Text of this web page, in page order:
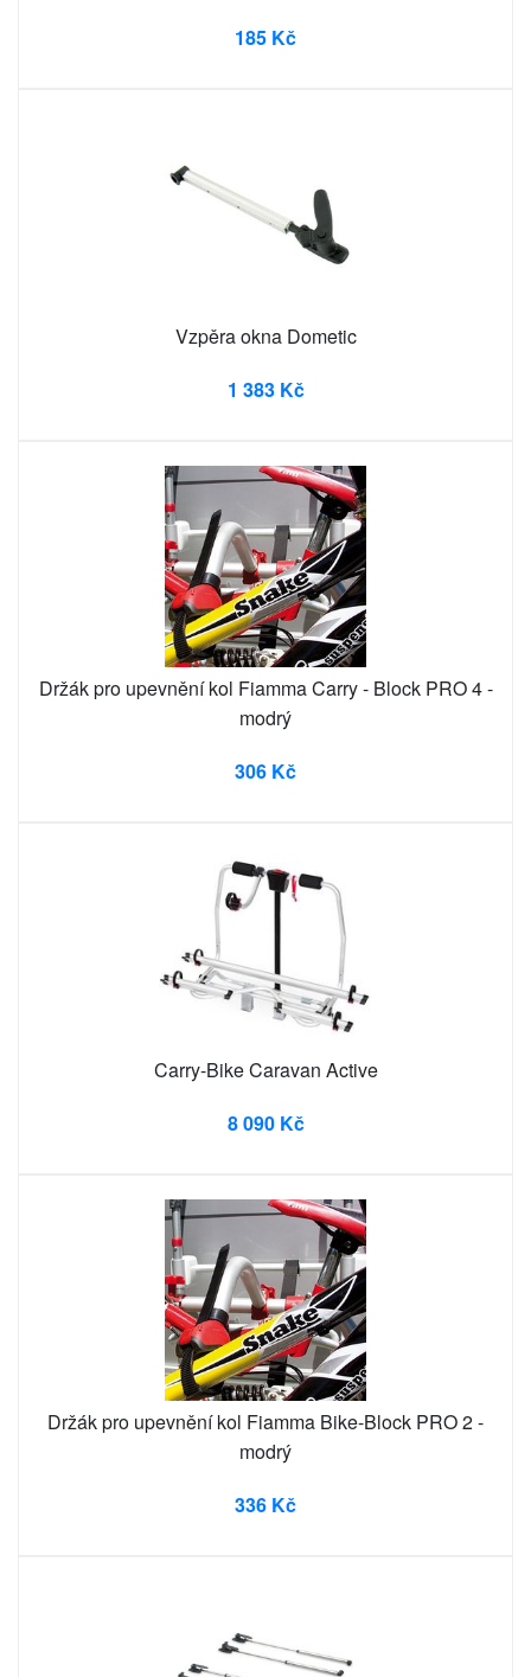
185 Kč
Vzpěra okna Dometic
1 383 Kč
Držák pro upevnění kol Fiamma Carry - Block PRO 4 -
modrý
306 Kč
Carry-Bike Caravan Active
8 090 Kč
Držák pro upevnění kol Fiamma Bike-Block PRO 2 -
modrý
336 Kč